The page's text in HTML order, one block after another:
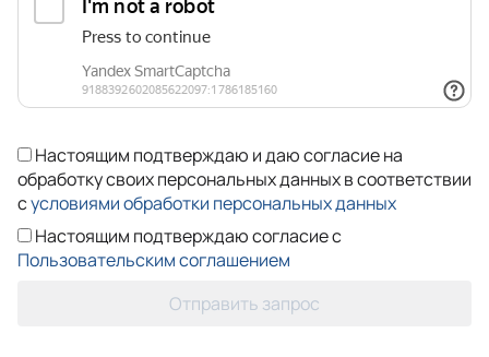
Настоящим подтверждаю и даю согласие на
обработку своих персональных данных в соответствии
сусловиями обработки персональных данных
Настоящим подтверждаю согласие с
Пользовательским соглашением
Отправить запрос